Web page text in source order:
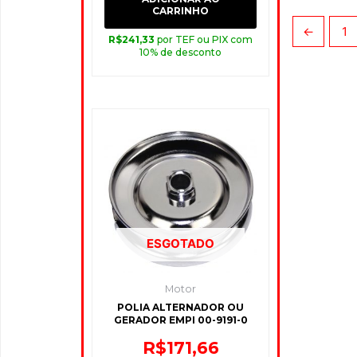
CARRINHO
R$241,33 por TEF ou PIX com
10% de desconto
ESGOTADO
Motor
POLIA ALTERNADOR OU
GERADOR EMPI 00-9191-0
R$171,66
← 1